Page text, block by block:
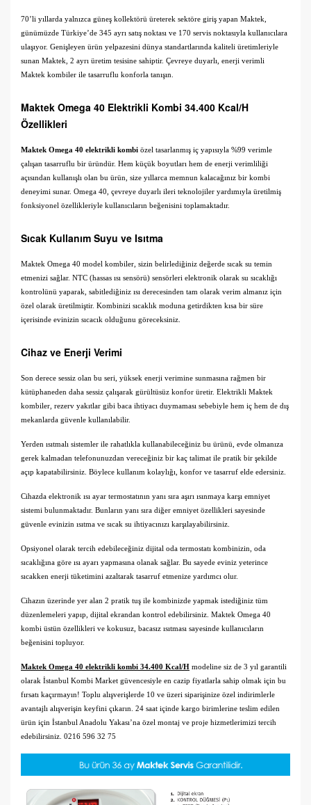
70’li yıllarda yalnızca güneş kollektörü üreterek sektöre giriş yapan Maktek,
günümüzde Türkiye’de 345 ayrı satış noktası ve 170 servis noktasıyla kullanıcılara
ulaşıyor. Genişleyen ürün yelpazesini dünya standartlarında kaliteli üretimleriyle
sunan Maktek, 2 ayrı üretim tesisine sahiptir. Çevreye duyarlı, enerji verimli
Maktek kombiler ile tasarruflu konforla tanışın.
Maktek Omega 40 Elektrikli Kombi 34.400 Kcal/H
Özellikleri
Maktek Omega 40 elektrikli kombi özel tasarlanmış iç yapısıyla %99 verimle
çalışan tasarruflu bir üründür. Hem küçük boyutları hem de enerji verimliliği
açısından kullanışlı olan bu ürün, size yıllarca memnun kalacağınız bir kombi
deneyimi sunar. Omega 40, çevreye duyarlı ileri teknolojiler yardımıyla üretilmiş
fonksiyonel özellikleriyle kullanıcıların beğenisini toplamaktadır.
Sıcak Kullanım Suyu ve Isıtma
Maktek Omega 40 model kombiler, sizin belirlediğiniz değerde sıcak su temin
etmenizi sağlar. NTC (hassas ısı sensörü) sensörleri elektronik olarak su sıcaklığı
kontrolünü yaparak, sabitlediğiniz ısı derecesinden tam olarak verim almanız için
özel olarak üretilmiştir. Kombinizi sıcaklık moduna getirdikten kısa bir süre
içerisinde evinizin sıcacık olduğunu göreceksiniz.
Cihaz ve Enerji Verimi
Son derece sessiz olan bu seri, yüksek enerji verimine sunmasına rağmen bir
kütüphaneden daha sessiz çalışarak gürültüsüz konfor üretir. Elektrikli Maktek
kombiler, rezerv yakıtlar gibi baca ihtiyacı duymaması sebebiyle hem iç hem de dış
mekanlarda güvenle kullanılabilir.
Yerden ısıtmalı sistemler ile rahatlıkla kullanabileceğiniz bu ürünü, evde olmanıza
gerek kalmadan telefonunuzdan vereceğiniz bir kaç talimat ile pratik bir şekilde
açıp kapatabilirsiniz. Böylece kullanım kolaylığı, konfor ve tasarruf elde edersiniz.
Cihazda elektronik ısı ayar termostatının yanı sıra aşırı ısınmaya karşı emniyet
sistemi bulunmaktadır. Bunların yanı sıra diğer emniyet özellikleri sayesinde
güvenle evinizin ısıtma ve sıcak su ihtiyacınızı karşılayabilirsiniz.
Opsiyonel olarak tercih edebileceğiniz dijital oda termostatı kombinizin, oda
sıcaklığına göre ısı ayarı yapmasına olanak sağlar. Bu sayede eviniz yeterince
sıcakken enerji tüketimini azaltarak tasarruf etmenize yardımcı olur.
Cihazın üzerinde yer alan 2 pratik tuş ile kombinizde yapmak istediğiniz tüm
düzenlemeleri yapıp, dijital ekrandan kontrol edebilirsiniz. Maktek Omega 40
kombi üstün özellikleri ve kokusuz, bacasız ısıtması sayesinde kullanıcıların
beğenisini topluyor.
Maktek Omega 40 elektrikli kombi 34.400 Kcal/H modeline siz de 3 yıl garantili
olarak İstanbul Kombi Market güvencesiyle en cazip fiyatlarla sahip olmak için bu
fırsatı kaçırmayın! Toplu alışverişlerde 10 ve üzeri siparişinize özel indirimlerle
avantajlı alışverişin keyfini çıkarın. 24 saat içinde kargo birimlerine teslim edilen
ürün için İstanbul Anadolu Yakası’na özel montaj ve proje hizmetlerimizi tercih
edebilirsiniz. 0216 596 32 75